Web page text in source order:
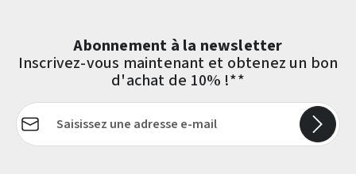
Abonnement à la newsletter
Inscrivez-vous maintenant et obtenez un bon
d'achat de 10% !**
Adresse e-mail*